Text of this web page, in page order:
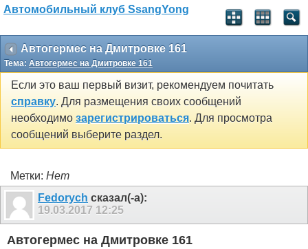
Автомобильный клуб SsangYong
Автогермес на Дмитровке 161
Тема: Автогермес на Дмитровке 161
Если это ваш первый визит, рекомендуем почитать
справку. Для размещения своих сообщений
необходимо зарегистрироваться. Для просмотра
сообщений выберите раздел.
Метки: Нет
Fedorych сказал(-а):
19.03.2017 12:25
Автогермес на Дмитровке 161